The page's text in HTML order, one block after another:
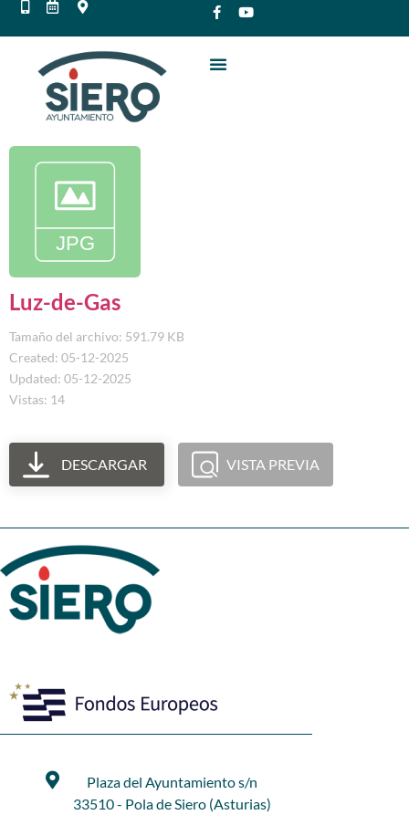
Luz-de-Gas
Tamaño del archivo: 591.79 KB
Created: 05-12-2025
Updated: 05-12-2025
Vistas: 14
DESCARGAR VISTA PREVIA
Plaza del Ayuntamiento s/n
33510 - Pola de Siero (Asturias)